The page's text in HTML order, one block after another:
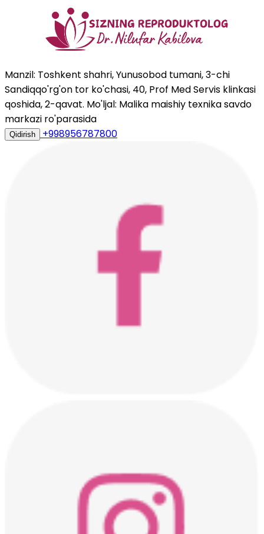
Manzil: Toshkent shahri, Yunusobod tumani, 3-chi
Sandiqqo'rg'on tor ko'chasi, 40, Prof Med Servis klinkasi
qoshida, 2-qavat. Mo'ljal: Malika maishiy texnika savdo
markazi ro'parasida
Qidirish +998956787800